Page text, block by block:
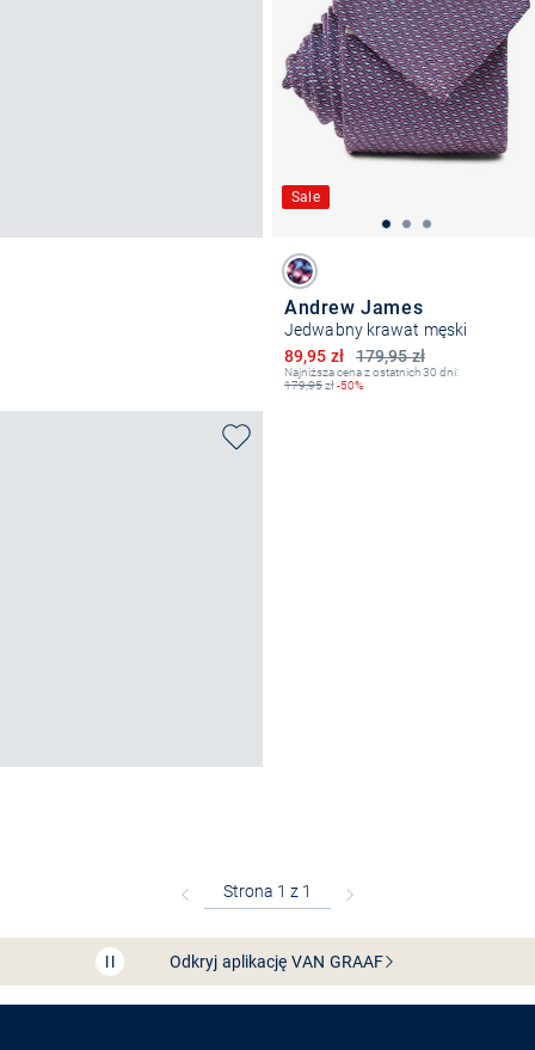
Sale
Andrew James
Jedwabny krawat męski
179,95 zł
Obniżona cena
89,95 zł
Najniższa cena z ostatnich 30 dni:
179,95zł-50%
Bezpłatna dostawa z Friends
Przedłużenie czasu zwrotu towaru: 60 dni
Odkryj aplikację VANGRAAF